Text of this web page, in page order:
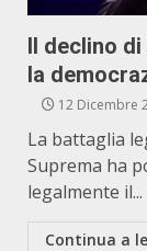
Il declino di
la
12 Dicembre
La battaglia
Suprema ha
legalmente il...
Continua a